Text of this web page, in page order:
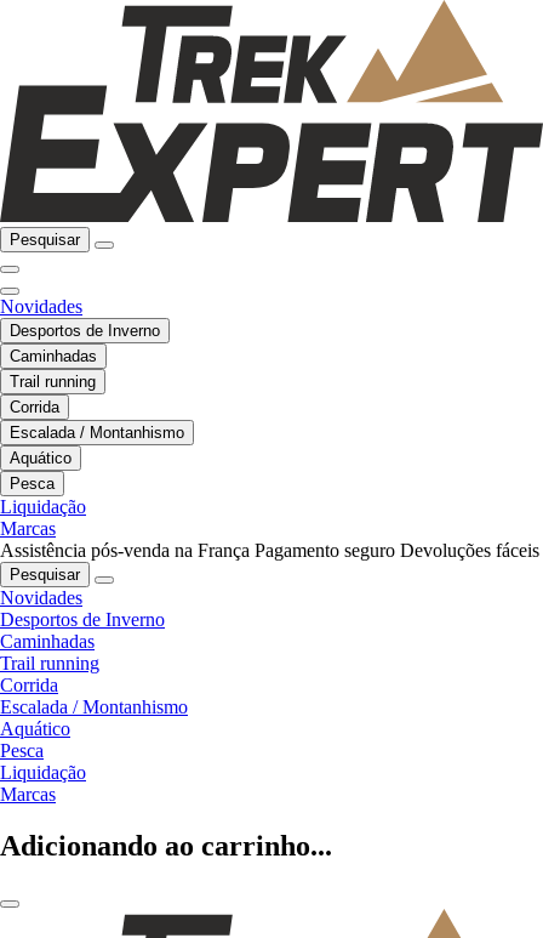
Pesquisar
Novidades
Desportos de Inverno
Caminhadas
Trail running
Corrida
Escalada / Montanhismo
Aquático
Pesca
Liquidação
Marcas
Assistência pós-venda na França Pagamento seguro Devoluções fáceis
Pesquisar
Novidades
Desportos de Inverno
Caminhadas
Trail running
Corrida
Escalada / Montanhismo
Aquático
Pesca
Liquidação
Marcas
Adicionando ao carrinho...